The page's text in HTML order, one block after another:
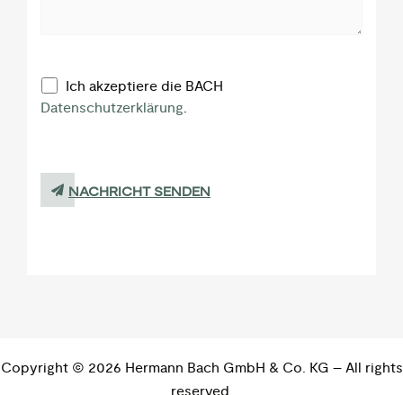
Ich akzeptiere die BACH
Datenschutzerklärung.
NACHRICHT SENDEN
Copyright © 2026 Hermann Bach GmbH & Co. KG – All rights
reserved.